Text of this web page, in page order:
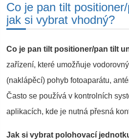
Co je pan tilt
jak si vybrat vhodný?
Co je pan tilt positioner/pan tilt
zařízení, které umožňuje
(naklápěcí) pohyb fotoaparátu,
Často se používá v kontrolních
aplikacích, kde je nutná přesná
Jak si vybrat polohovací